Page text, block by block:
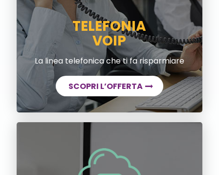
TELEFONIA
VOIP
La linea telefonica che ti fa risparmiare
SCOPRI L’OFFERTA